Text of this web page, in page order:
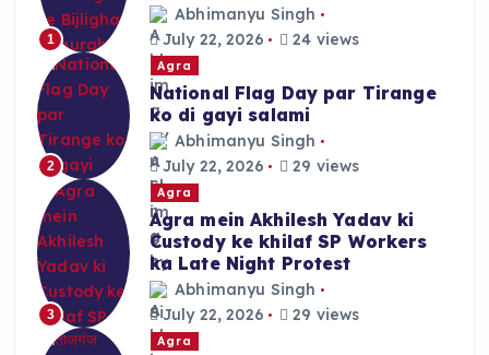
1
Abhimanyu Singh
July 22, 2026
24 views
2
Agra
National Flag Day par Tirange
ko di gayi salami
Abhimanyu Singh
July 22, 2026
29 views
3
Agra
Agra mein Akhilesh Yadav ki
Custody ke khilaf SP Workers
ka Late Night Protest
Abhimanyu Singh
July 22, 2026
29 views
Agra